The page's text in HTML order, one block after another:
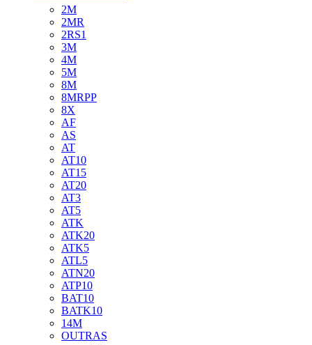
2M
2MR
2RS1
3M
4M
5M
8M
8MRPP
8X
AF
AS
AT
AT10
AT15
AT20
AT3
AT5
ATK
ATK20
ATK5
ATL5
ATN20
ATP10
BAT10
BATK10
14M
OUTRAS